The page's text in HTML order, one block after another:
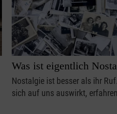
Was ist eigentlich
Nostalgie ist besser als ihr
sich auf uns auswirkt,